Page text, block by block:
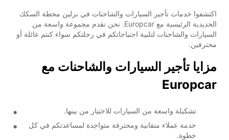
اكتشفوا خدمات تأجير السيارات والشاحنات في برلين محطة السكك
الحديدية الرئيسية مع Europcar. نحن نقدم مجموعة واسعة من
السيارات والشاحنات لتلبية احتياجاتكم في رحلتكم سواء كنتم عائلة أو
محترفين.
مزايا تأجير السيارات والشاحنات مع
Europcar
تشكيلة واسعة من السيارات للاختيار من بينها.
خدمة عملاء متفانية ومحترفة متواجدة لمساعدتكم في كل
خطوة.